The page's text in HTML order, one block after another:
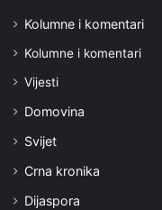
Kolumne i komentari
Kolumne i komentari
Vijesti
Domovina
Svijet
Crna kronika
Dijaspora